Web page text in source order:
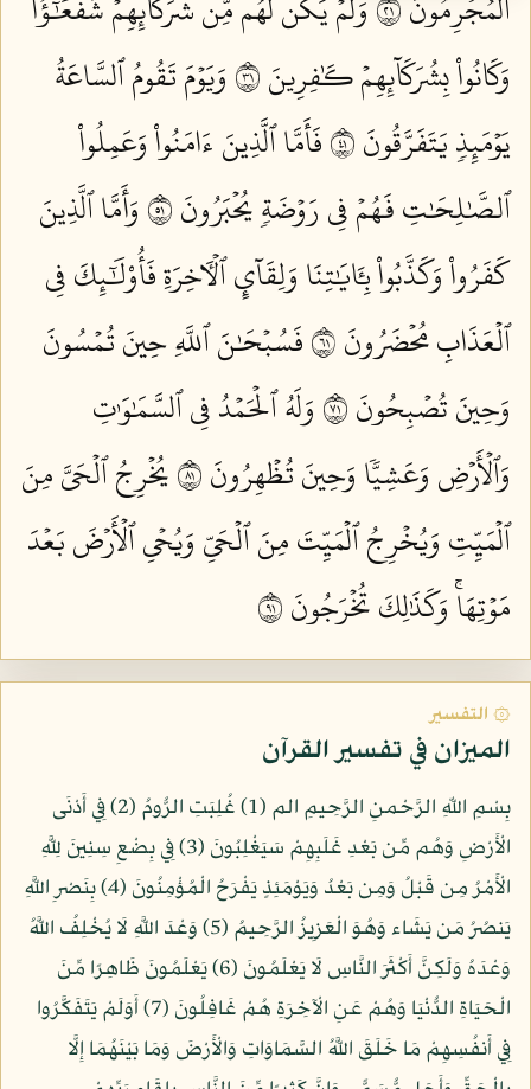
وَكَانُواْ بِشُرَكَآئِهِمۡ كَٰفِرِينَ ١٣
وَيَوۡمَ تَقُومُ ٱلسَّاعَةُ
يَوۡمَئِذٖ يَتَفَرَّقُونَ ١٤
فَأَمَّا ٱلَّذِينَ ءَامَنُواْ وَعَمِلُواْ
ٱلصَّٰلِحَٰتِ فَهُمۡ فِي رَوۡضَةٖ يُحۡبَرُونَ ١٥
وَأَمَّا ٱلَّذِينَ
كَفَرُواْ وَكَذَّبُواْ بِـَٔايَٰتِنَا وَلِقَآيِٕ ٱلۡأٓخِرَةِ فَأُوْلَٰٓئِكَ فِي
ٱلۡعَذَابِ مُحۡضَرُونَ ١٦
فَسُبۡحَٰنَ ٱللَّهِ حِينَ تُمۡسُونَ
وَحِينَ تُصۡبِحُونَ ١٧
وَلَهُ ٱلۡحَمۡدُ فِي ٱلسَّمَٰوَٰتِ
وَٱلۡأَرۡضِ وَعَشِيّٗا وَحِينَ تُظۡهِرُونَ ١٨
يُخۡرِجُ ٱلۡحَيَّ مِنَ
ٱلۡمَيِّتِ وَيُخۡرِجُ ٱلۡمَيِّتَ مِنَ ٱلۡحَيِّ وَيُحۡيِ ٱلۡأَرۡضَ بَعۡدَ
مَوۡتِهَاۚ وَكَذَٰلِكَ تُخۡرَجُونَ ١٩
۞ التفسير
الميزان في تفسير القرآن
بِسْمِ اللّهِ الرَّحْمنِ الرَّحِيمِ الم (1) غُلِبَتِ الرُّومُ (2) فِي أَدْنَى
الْأَرْضِ وَهُم مِّن بَعْدِ غَلَبِهِمْ سَيَغْلِبُونَ (3) فِي بِضْعِ سِنِينَ لِلَّهِ
الْأَمْرُ مِن قَبْلُ وَمِن بَعْدُ وَيَوْمَئِذٍ يَفْرَحُ الْمُؤْمِنُونَ (4) بِنَصْرِ اللَّهِ
يَنصُرُ مَن يَشَاء وَهُوَ الْعَزِيزُ الرَّحِيمُ (5) وَعْدَ اللَّهِ لَا يُخْلِفُ اللَّهُ
وَعْدَهُ وَلَكِنَّ أَكْثَرَ النَّاسِ لَا يَعْلَمُونَ (6) يَعْلَمُونَ ظَاهِرًا مِّنَ
الْحَيَاةِ الدُّنْيَا وَهُمْ عَنِ الْآخِرَةِ هُمْ غَافِلُونَ (7) أَوَلَمْ يَتَفَكَّرُوا
فِي أَنفُسِهِمْ مَا خَلَقَ اللَّهُ السَّمَاوَاتِ وَالْأَرْضَ وَمَا بَيْنَهُمَا إِلَّا